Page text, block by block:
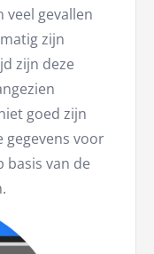
veel gevallen
zijn
zijn deze
goed zijn
gegevens voor
basis van de